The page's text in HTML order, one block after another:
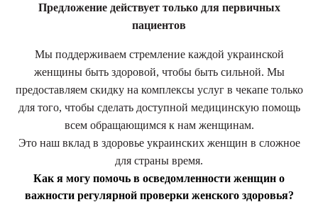
Предложение действует только для первичных
пациентов
Мы поддерживаем стремление каждой украинской
женщины быть здоровой, чтобы быть сильной. Мы
предоставляем скидку на комплексы услуг в чекапе только
для того, чтобы сделать доступной медицинскую помощь
всем обращающимся к нам женщинам.
Это наш вклад в здоровье украинских женщин в сложное
для страны время.
Как я могу помочь в осведомленности женщин о
важности регулярной проверки женского здоровья?